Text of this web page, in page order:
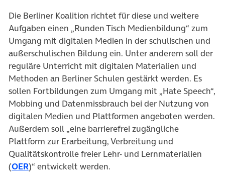
Die Berliner Koalition richtet für diese und weitere
Aufgaben einen „Runden Tisch Medienbildung“ zum
Umgang mit digitalen Medien in der schulischen und
außerschulischen Bildung ein. Unter anderem soll der
reguläre Unterricht mit digitalen Materialien und
Methoden an Berliner Schulen gestärkt werden. Es
sollen Fortbildungen zum Umgang mit „Hate Speech“,
Mobbing und Datenmissbrauch bei der Nutzung von
digitalen Medien und Plattformen angeboten werden.
Außerdem soll „eine barrierefrei zugängliche
Plattform zur Erarbeitung, Verbreitung und
Qualitätskontrolle freier Lehr- und Lernmaterialien
(OER(öffnet in neuem Tab)
)“ entwickelt werden.